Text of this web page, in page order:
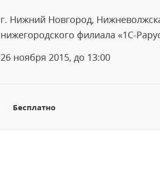
г. Нижний Новгород,
нижегородского филиала «1С-
26 ноября 2015, до 13:00
Бесплатно